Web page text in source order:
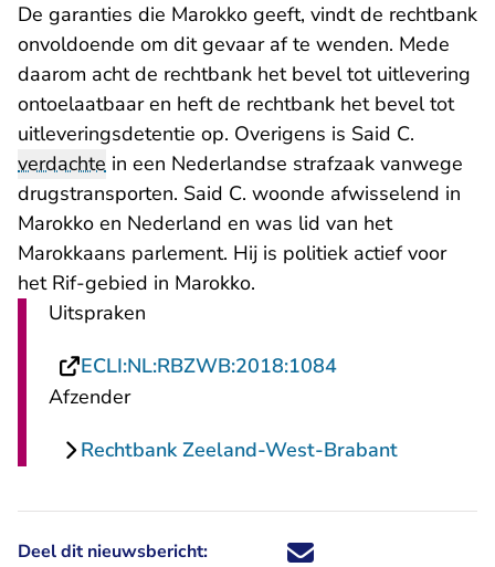
De garanties die Marokko geeft, vindt de rechtbank
onvoldoende om dit gevaar af te wenden. Mede
daarom acht de rechtbank het bevel tot uitlevering
ontoelaatbaar en heft de rechtbank het bevel tot
uitleveringsdetentie op. Overigens is Said C.
verdachte in een Nederlandse strafzaak vanwege
drugstransporten. Said C. woonde afwisselend in
Marokko en Nederland en was lid van het
Marokkaans parlement. Hij is politiek actief voor
het Rif-gebied in Marokko.
Uitspraken
ECLI:NL:RBZWB:2018:1084- U verlaat
Afzender
Rechtbank Zeeland-West-Brabant
Deel dit nieuwsbericht: Deel dit nieuwsbericht via X -
Deel dit nieuwsbericht via
Deel dit nieuwsbericht
Deel dit